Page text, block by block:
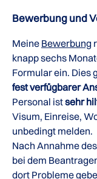
Bewerbung und
Meine Bewerbung
knapp sechs
Formular ein. Dies
fest verfügbarer
Personal istsehr
Visum, Einreise,
unbedingt melden.
Nach Annahme
bei dem
dort Probleme